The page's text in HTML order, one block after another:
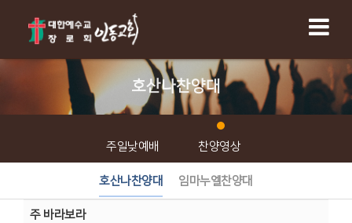
호산나찬양대
주일낮예배 찬양영상
호산나찬양대 임마누엘찬양대
주 바라보라